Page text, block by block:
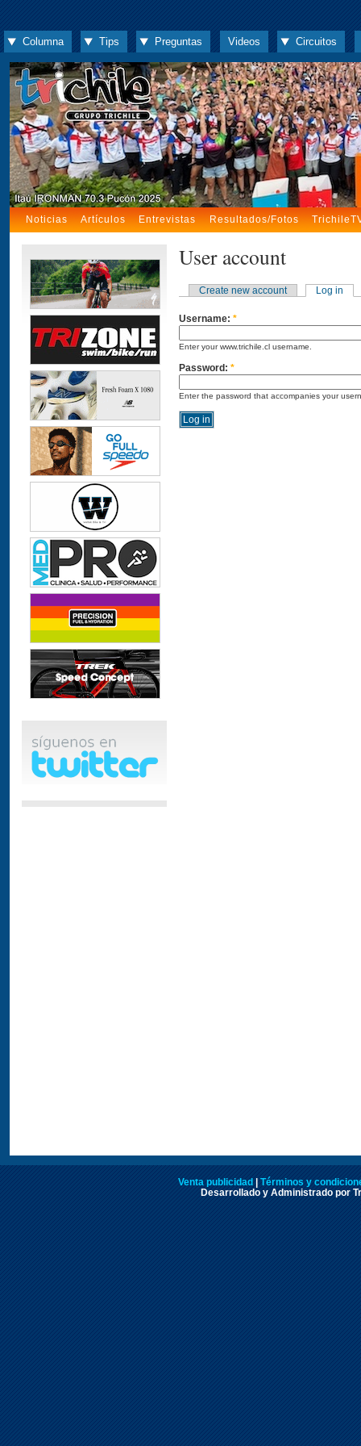
Columna Tips Preguntas Videos Circuitos
Noticias Artículos Entrevistas Resultados/Fotos
User account
Create new account Log in
Username: *
Enter your www.trichile.cl username.
Password: *
Enter the password that accompanies your
Venta publicidad
Términos y
Desarrollado y Administrado por